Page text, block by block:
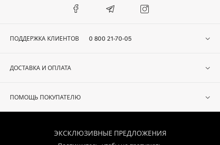
ПОДДЕРЖКА КЛИЕНТОВ 0 800 21-70-05
ДОСТАВКА И ОПЛАТА
ПОМОЩЬ ПОКУПАТЕЛЮ
ЭКСКЛЮЗИВНЫЕ ПРЕДЛОЖЕНИЯ